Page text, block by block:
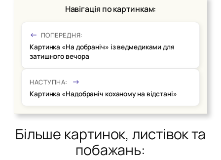
Навігація по картинкам:
ПОПЕРЕДНЯ:
Картинка «На добраніч» із ведмедиками для
затишного вечора
НАСТУПНА:
Картинка «Надобраніч коханому на відстані»
Більше картинок, листівок та
побажань: